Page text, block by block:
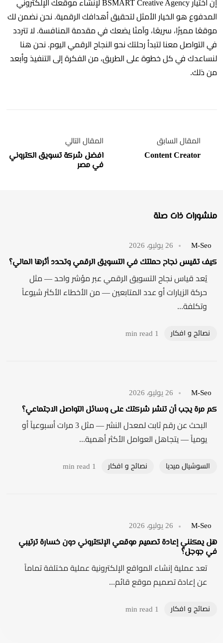
إن اختيار BSMART Creative Agency لإنشاء موقعك الإلكتروني
المدفوع هو الخيار الأمثل لتحقيق أهدافك الرقمية. نحن نضمن لك
موقعًا مميزًا، سريعًا، وآمنًا يضعك في مقدمة المنافسة. لا تتردد
في التواصل معنا لتبدأ رحلتك نحو النجاح الرقمي اليوم. نحن هنا
لنساعدك في كل خطوة على الطريق، من الفكرة إلى التنفيذ وأبعد
من ذلك.
المقال السابق
Content Creator
المقال التالي
افضل شركة تسويق الكتروني
في مصر
منشورات ذات صلة
M-Seo 26 يوليو، 2026
كيف تقيس نجاح حملتك في التسويق الرقمي وتحدد أثرها المالي؟
يُعد قياس نجاح التسويق الرقمي عبر مؤشر واحد — مثل
حركة الزيارات أو عدد المتابعين — من الأخطاء الأكثر شيوعاً
وتكلفة...
نصائح و افكار 1 min read
M-Seo 26 يوليو، 2026
كم مرة يجب أن تنشر شركتك على وسائل التواصل الاجتماعي؟
البحث عن رقم ثابت لمعدل النشر — مثل 3 مرات أسبوعياً أو
يومياً — يتجاهل العوامل الأكثر أهمية...
السوشيال ميديا نصائح و افكار 1 min read
M-Seo 26 يوليو، 2026
هل يمكنني إعادة تصميم موقعي الإلكتروني دون خسارة ترتيبي
في جوجل؟
تعد عملية إنشاء المواقع الإلكترونية عملية مختلفة تماماً
عن إعادة تصميم موقع قائم...
نصائح و افكار 1 min read